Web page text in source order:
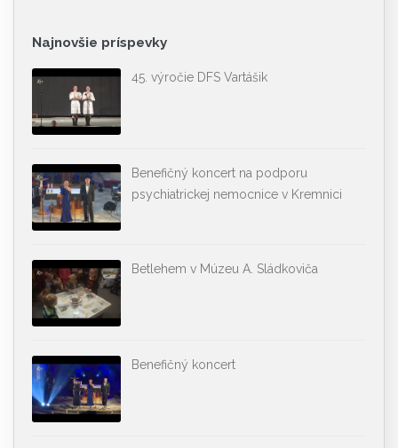
Najnovšie príspevky
45. výročie DFS Vartášik
Benefičný koncert na podporu
psychiatrickej nemocnice v Kremnici
Betlehem v Múzeu A. Sládkoviča
Benefičný koncert